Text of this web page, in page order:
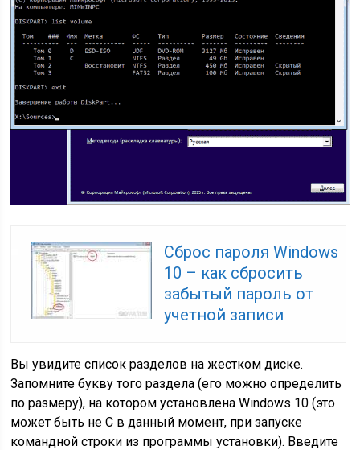
Сброс пароля Windows
10 – как сбросить
забытый пароль от
учетной записи
Вы увидите список разделов на жестком диске.
Запомните букву того раздела (его можно определить
по размеру), на котором установлена Windows 10 (это
может быть не C в данный момент, при запуске
командной строки из программы установки). Введите